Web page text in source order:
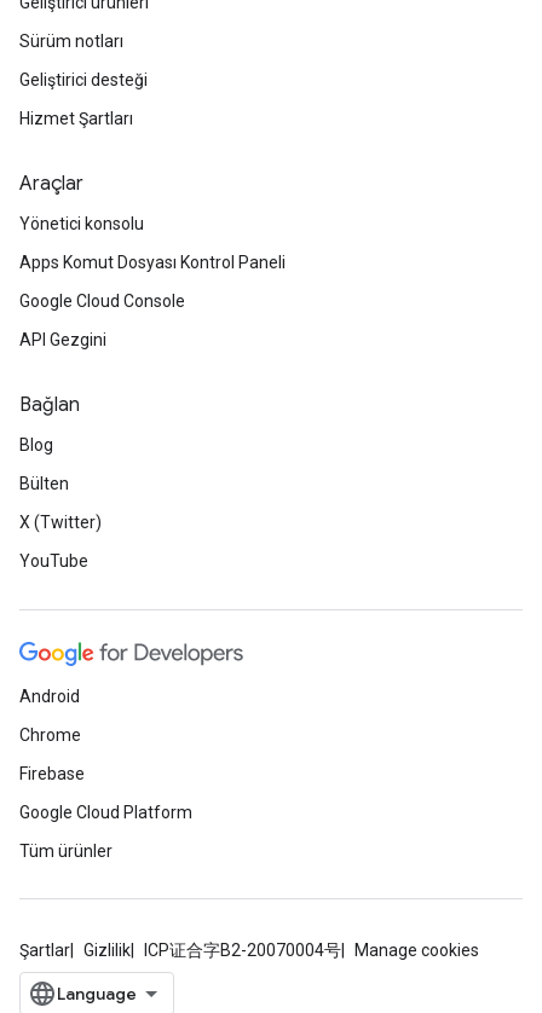
Sürüm notları
Geliştirici desteği
Hizmet Şartları
Araçlar
Yönetici konsolu
Apps Komut Dosyası Kontrol Paneli
Google Cloud Console
API Gezgini
Bağlan
Blog
Bülten
X (Twitter)
YouTube
Android
Chrome
Firebase
Google Cloud Platform
Tüm ürünler
Şartlar Gizlilik ICP证合字B2-20070004号 Manage cookies